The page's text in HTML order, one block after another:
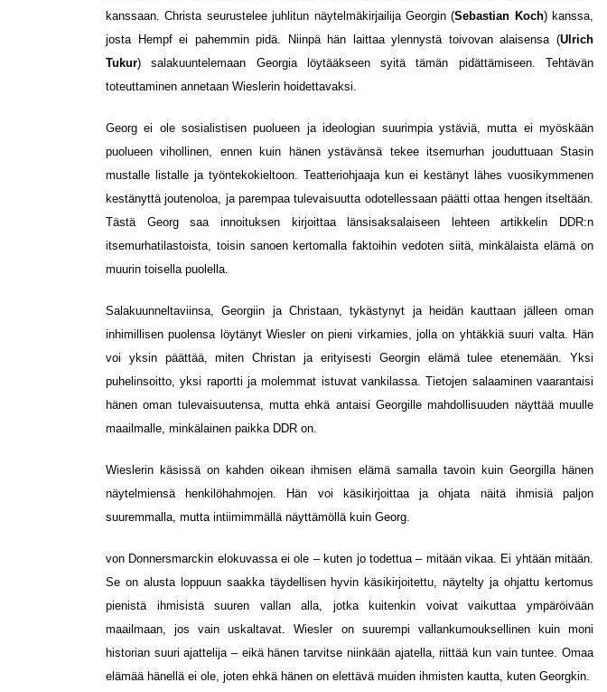
kanssaan. Christa seurustelee juhlitun näytelmäkirjailija Georgin (Sebastian Koch) kanssa,
josta Hempf ei pahemmin pidä. Niinpä hän laittaa ylennystä toivovan alaisensa (Ulrich
Tukur) salakuuntelemaan Georgia löytääkseen syitä tämän pidättämiseen. Tehtävän
toteuttaminen annetaan Wieslerin hoidettavaksi.
Georg ei ole sosialistisen puolueen ja ideologian suurimpia ystäviä, mutta ei myöskään
puolueen vihollinen, ennen kuin hänen ystävänsä tekee itsemurhan jouduttuaan Stasin
mustalle listalle ja työntekokieltoon. Teatteriohjaaja kun ei kestänyt lähes vuosikymmenen
kestänyttä joutenoloa, ja parempaa tulevaisuutta odotellessaan päätti ottaa hengen itseltään.
Tästä Georg saa innoituksen kirjoittaa länsisaksalaiseen lehteen artikkelin DDR:n
itsemurhatilastoista, toisin sanoen kertomalla faktoihin vedoten siitä, minkälaista elämä on
muurin toisella puolella.
Salakuunneltaviinsa, Georgiin ja Christaan, tykästynyt ja heidän kauttaan jälleen oman
inhimillisen puolensa löytänyt Wiesler on pieni virkamies, jolla on yhtäkkiä suuri valta. Hän
voi yksin päättää, miten Christan ja erityisesti Georgin elämä tulee etenemään. Yksi
puhelinsoitto, yksi raportti ja molemmat istuvat vankilassa. Tietojen salaaminen vaarantaisi
hänen oman tulevaisuutensa, mutta ehkä antaisi Georgille mahdollisuuden näyttää muulle
maailmalle, minkälainen paikka DDR on.
Wieslerin käsissä on kahden oikean ihmisen elämä samalla tavoin kuin Georgilla hänen
näytelmiensä henkilöhahmojen. Hän voi käsikirjoittaa ja ohjata näitä ihmisiä paljon
suuremmalla, mutta intiimimmällä näyttämöllä kuin Georg.
von Donnersmarckin elokuvassa ei ole – kuten jo todettua – mitään vikaa. Ei yhtään mitään.
Se on alusta loppuun saakka täydellisen hyvin käsikirjoitettu, näytelty ja ohjattu kertomus
pienistä ihmisistä suuren vallan alla, jotka kuitenkin voivat vaikuttaa ympäröivään
maailmaan, jos vain uskaltavat. Wiesler on suurempi vallankumouksellinen kuin moni
historian suuri ajattelija – eikä hänen tarvitse niinkään ajatella, riittää kun vain tuntee. Omaa
elämää hänellä ei ole, joten ehkä hänen on elettävä muiden ihmisten kautta, kuten Georgkin.